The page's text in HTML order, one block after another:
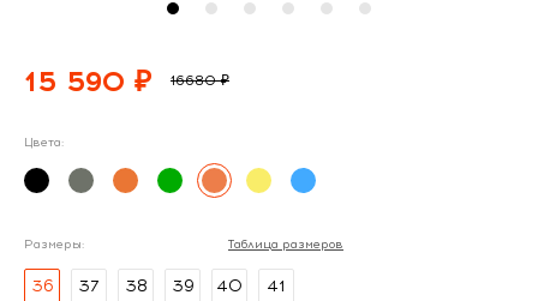
15 590 ₽ 16680 ₽
Цвета:
Размеры: Таблица размеров
36 37 38 39 40 41